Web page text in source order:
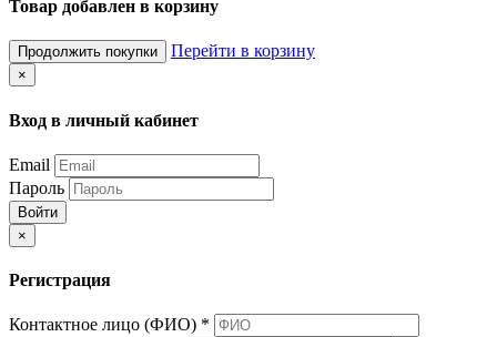
Товар добавлен в корзину
Продолжить покупки Перейти в корзину
×
Вход в личный кабинет
Email
Пароль
Войти
×
Регистрация
Контактное лицо (ФИО) *